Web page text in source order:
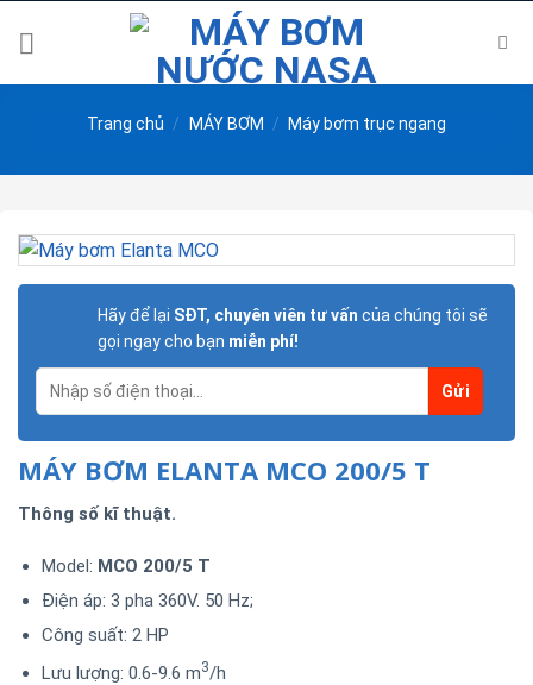
Trang chủ / MÁY BƠM / Máy bơm trục ngang
Hãy để lại SĐT, chuyên viên tư vấn của chúng tôi sẽ
gọi ngay cho bạn miễn phí!
MÁY BƠM ELANTA MCO 200/5 T
Thông số kĩ thuật.
Model: MCO 200/5 T
Điện áp: 3 pha 360V. 50 Hz;
Công suất: 2 HP
Lưu lượng: 0.6-9.6 m3/h